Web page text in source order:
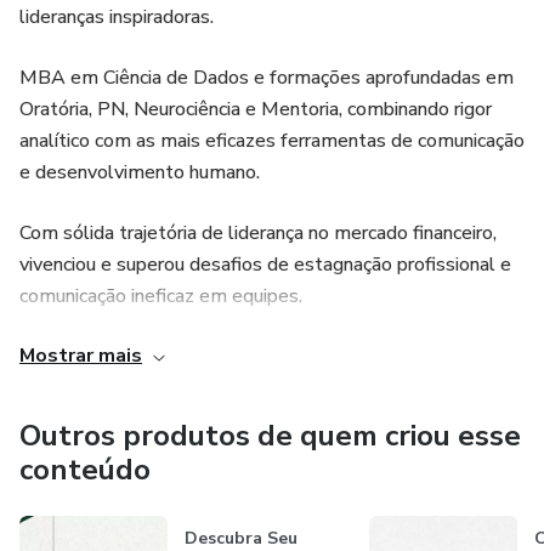
lideranças inspiradoras.
MBA em Ciência de Dados e formações aprofundadas em
Oratória, PN, Neurociência e Mentoria, combinando rigor
analítico com as mais eficazes ferramentas de comunicação
e desenvolvimento humano.
Com sólida trajetória de liderança no mercado financeiro,
vivenciou e superou desafios de estagnação profissional e
comunicação ineficaz em equipes.
Atende desde profissionais que buscam alavancar seus
habilidades e construir equipes de alta performance.
Pronto para desmistificar o desenvolvimento de carreira e
redefinir o poder da liderança consciente e estratégica.
Mostrar mais
Outros produtos de quem criou esse
conteúdo
Descubra Seu